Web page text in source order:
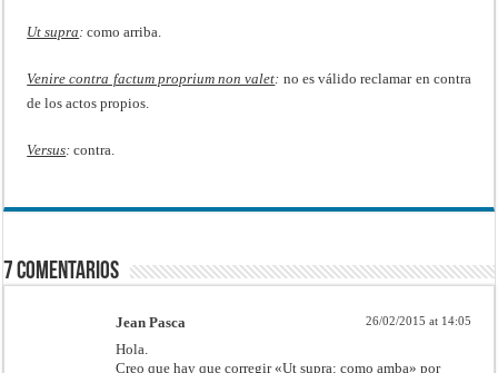
Ut supra :como arriba.
Venire contra factum proprium non valet: no es válido reclamar en contra
de los actos propios.
Versus:contra.
7 Comentarios
Jean Pasca 26/02/2015 at 14:05
Hola.
Creo que hay que corregir «Ut supra: como amba» por